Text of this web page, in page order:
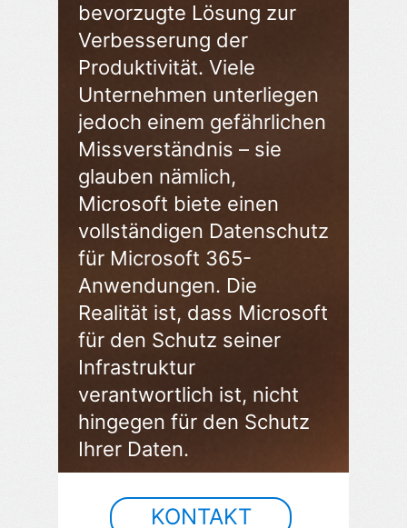
bevorzugte Lösung zur
Verbesserung der
Produktivität. Viele
Unternehmen unterliegen
jedoch einem gefährlichen
Missverständnis – sie
glauben nämlich,
Microsoft biete einen
vollständigen Datenschutz
für Microsoft 365-
Anwendungen. Die
Realität ist, dass Microsoft
für den Schutz seiner
Infrastruktur
verantwortlich ist, nicht
hingegen für den Schutz
Ihrer Daten.
KONTAKT